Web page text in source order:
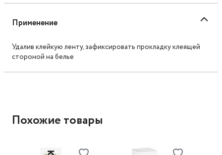
Применение
Удалив клейкую ленту, зафиксировать прокладку клеящей
стороной на белье
Похожие товары